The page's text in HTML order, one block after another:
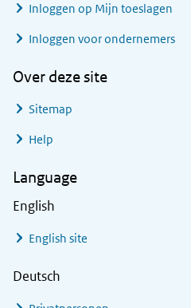
Inloggen op Mijn toeslagen
Inloggen voor ondernemers
Over deze site
Sitemap
Help
Language
English
English site
Deutsch